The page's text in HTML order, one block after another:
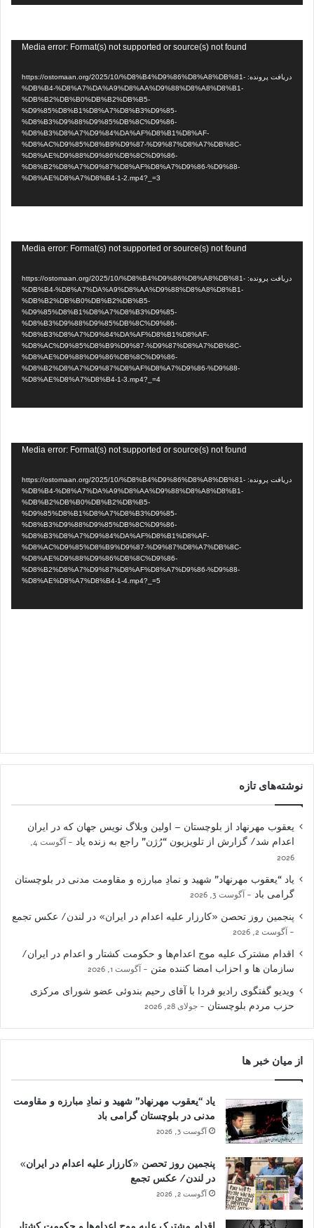
Media error: Format(s) not supported or source(s) not found
دریافت پرونده: https://ostomaan.org/2025/10/%D8%B4%D9%86%D8%A8%DB%81-
%DB%B4-%D8%A7%DA%A9%D8%AA%D9%88%D8%A8%D8%B1-
%DB%B2%DB%B0%DB%B2%DB%B5-
%D9%85%D8%B1%D8%A7%D8%B3%D9%85-
%D8%B3%D9%88%D9%85%DB%8C%D9%86-
%D8%B3%D8%A7%D9%84%DA%AF%D8%B1%D8%AF-
%D8%AC%D9%85%D8%B9%D9%87-%D9%87%D8%A7%DB%8C-
%D8%AE%D9%88%D9%86%DB%8C%D9%86-
%D8%B2%D8%A7%D9%87%D8%AF%D8%A7%D9%86-%D9%88-
%D8%AE%D8%A7%D8%B4-1-2.mp4?_=3
Media error: Format(s) not supported or source(s) not found
دریافت پرونده: https://ostomaan.org/2025/10/%D8%B4%D9%86%D8%A8%DB%81-
%DB%B4-%D8%A7%DA%A9%D8%AA%D9%88%D8%A8%D8%B1-
%DB%B2%DB%B0%DB%B2%DB%B5-
%D9%85%D8%B1%D8%A7%D8%B3%D9%85-
%D8%B3%D9%88%D9%85%DB%8C%D9%86-
%D8%B3%D8%A7%D9%84%DA%AF%D8%B1%D8%AF-
%D8%AC%D9%85%D8%B9%D9%87-%D9%87%D8%A7%DB%8C-
%D8%AE%D9%88%D9%86%DB%8C%D9%86-
%D8%B2%D8%A7%D9%87%D8%AF%D8%A7%D9%86-%D9%88-
%D8%AE%D8%A7%D8%B4-1-3.mp4?_=4
Media error: Format(s) not supported or source(s) not found
دریافت پرونده: https://ostomaan.org/2025/10/%D8%B4%D9%86%D8%A8%DB%81-
%DB%B4-%D8%A7%DA%A9%D8%AA%D9%88%D8%A8%D8%B1-
%DB%B2%DB%B0%DB%B2%DB%B5-
%D9%85%D8%B1%D8%A7%D8%B3%D9%85-
%D8%B3%D9%88%D9%85%DB%8C%D9%86-
%D8%B3%D8%A7%D9%84%DA%AF%D8%B1%D8%AF-
%D8%AC%D9%85%D8%B9%D9%87-%D9%87%D8%A7%DB%8C-
%D8%AE%D9%88%D9%86%DB%8C%D9%86-
%D8%B2%D8%A7%D9%87%D8%AF%D8%A7%D9%86-%D9%88-
%D8%AE%D8%A7%D8%B4-1-4.mp4?_=5
نوشته‌های تازه
یعقوب مهرنهاد از بلوچستان – اولین وبلاگ نویس جهان که در ایران
اعدام شد/ گزارش از تلویزیون “رُژن” راجع به زنده یاد
آگوست 4,
2026
یاد “یعقوب مهرنهاد” شهید و نمادِ مبارزه و مقاومت مدنی در بلوچستان
گرامی باد
آگوست 3, 2026
پنجمین روز تحصن «کارزار علیه اعدام در ایران» در لندن/ عکس تجمع
آگوست 2, 2026
اقدام مشترک علیه موج اعدام‌ها و حکومت کشتار و اعدام در ایران/
سازمان ها و احزاب امضا کننده متن
آگوست 1, 2026
ویدیو گفتگوی رادیو فردا با آقای رحیم بندوئی عضو شورای مرکزی
حزب مردم بلوچستان
جولای 28, 2026
از میان خبر ها
یاد “یعقوب مهرنهاد” شهید و نمادِ مبارزه و مقاومت
مدنی در بلوچستان گرامی باد
آگوست 3, 2026
پنجمین روز تحصن «کارزار علیه اعدام در ایران»
در لندن/ عکس تجمع
آگوست 2, 2026